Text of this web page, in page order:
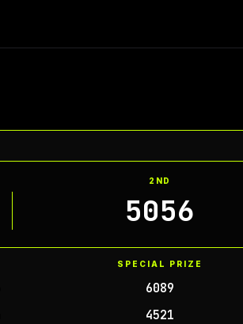
2ND
5056
SPECIAL PRIZE
6089
4521